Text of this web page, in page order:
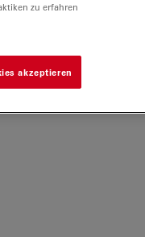
zu erfahren
akzeptieren